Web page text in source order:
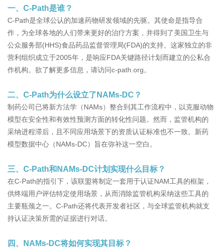
一、C-Path是谁？
C-Path是全球公认的加速药物研发领域的先驱。其使命是指导合
作，为全球各地的人们带来更好的治疗方案，并得到了美国卫生与
公众服务部(HHS)食品药品监督管理局(FDA)的支持。这家独立的非
营利组织成立于2005年，是响应FDA关键路径计划而建立的公私合
作机构。欲了解更多信息，请访问c-path.org。
二、C-Path为什么设立了NAMs-DC？
制药公司已将新方法学（NAMs）整合到其工作流程中，以克服动物
模型在安全性和有效性预测方面的转化性问题。然而，监管机构的
采纳进程滞后，且不同应用场景下的资质认证标准也不一致。新药
模型数据中心（NAMs-DC）旨在弥补这一空白。
三、C-Path和NAMs-DC计划实现什么目标？
在C-Path的指引下，该联盟将制定一套用于认证NAM工具的框架，
供终端用户评估特定使用场景，从而消除监管机构采纳这些工具的
主要瓶颈之一。C-Path还将代表开发者社区，与全球监管机构就支
持认证决策所需的证据进行对话。
四、NAMs-DC将如何实现其目标？